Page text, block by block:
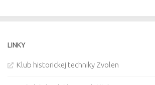
LINKY
Klub historickej techniky Zvolen